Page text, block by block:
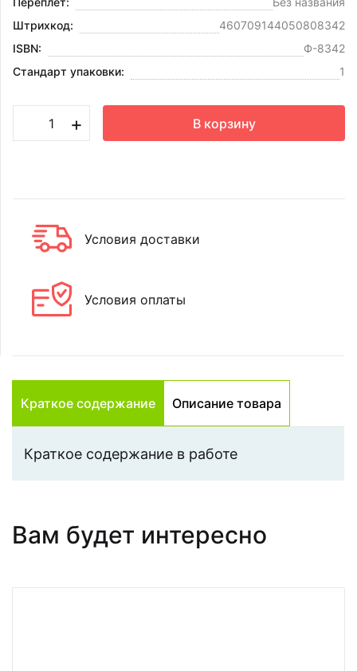
Штрихкод:
460709144050808342
ISBN:
Ф-8342
Стандарт упаковки:
1
+ В корзину
Условия доставки
Условия оплаты
Краткое содержание Описание товара
Краткое содержание в работе
Вам будет интересно